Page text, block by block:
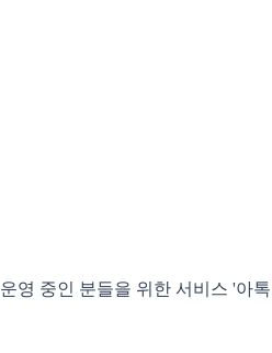
영 중인 분들을 위한 서비스 '아